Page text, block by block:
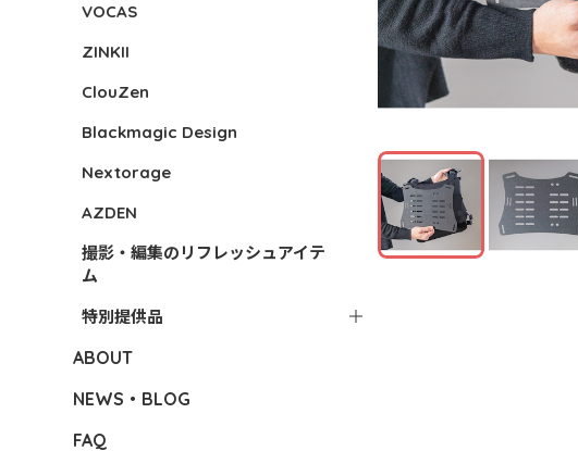
VOCAS
ZINKII
ClouZen
Blackmagic Design
Nextorage
AZDEN
撮影・編集のリフレッシュアイテ
ム
特別提供品
ABOUT
NEWS・BLOG
FAQ